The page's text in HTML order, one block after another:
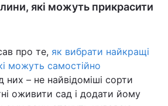
які можуть прикрасити
про те, як вибрати найкращі
можуть самостійно
них – не найвідоміші сорти
оживити сад і додати йому